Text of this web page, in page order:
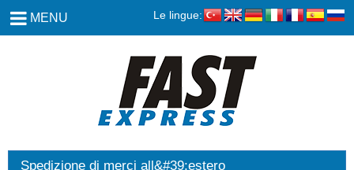
MENU Le lingue:
Spedizione di merci all&#39;estero